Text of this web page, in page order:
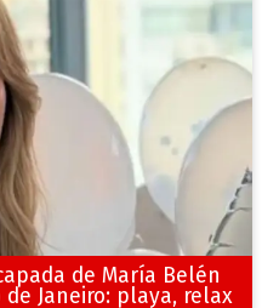
de María Belén
Janeiro: playa, relax